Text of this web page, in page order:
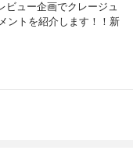
ビュー企画でクレージュ
ントを紹介します！！新